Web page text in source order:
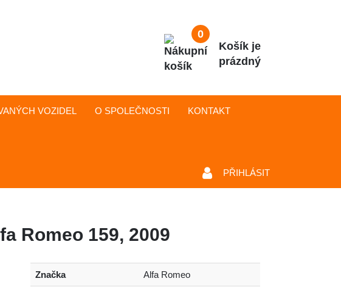
VOZIDEL O SPOLEČNOSTI KONTAKT
PŘIHLÁSIT
0
Košík je
prázdný
Romeo 159, 2009
Značka Alfa Romeo